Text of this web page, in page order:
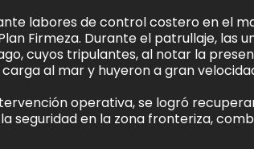
labores de control costero en el
Firmeza. Durante el patrullaje, las
cuyos tripulantes, al notar la
al mar y huyeron a gran
operativa, se logró
la seguridad en la zona fronteriza,